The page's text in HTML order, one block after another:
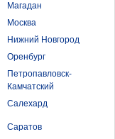
Магадан
Москва
Нижний Новгород
Оренбург
Петропавловск-
Камчатский
Салехард
Саратов